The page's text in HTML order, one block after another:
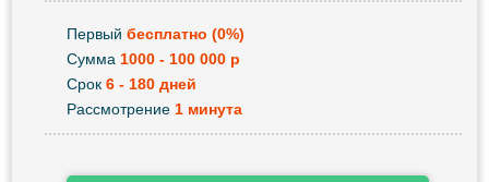
Первый бесплатно (0%)
Сумма 1000 - 100 000 р
Срок 6 - 180 дней
Рассмотрение 1 минута